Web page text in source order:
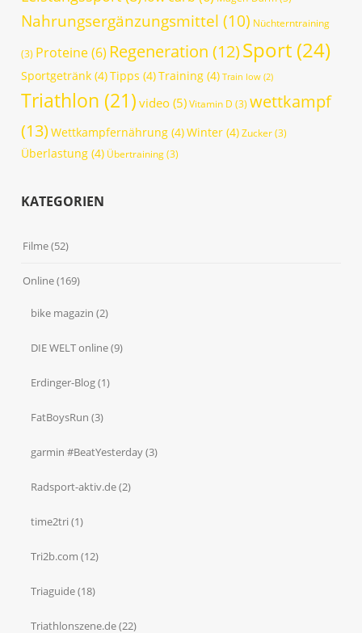
Nahrungsergänzungsmittel (10) Nüchterntraining
(3) Proteine(6) Regeneration (12)Sport (24)
Sportgetränk (4)Tipps (4)Training (4) Train low (2)
Triathlon (21) video (5)Vitamin D (3) wettkampf
(13)Wettkampfernährung (4)Winter (4)Zucker(3)
Überlastung (4) Übertraining(3)
KATEGORIEN
Filme(52)
Online(169)
bike magazin (2)
DIE WELT online(9)
Erdinger-Blog(1)
FatBoysRun (3)
garmin #BeatYesterday(3)
Radsport-aktiv.de(2)
time2tri (1)
Tri2b.com (12)
Triaguide(18)
Triathlonszene.de(22)